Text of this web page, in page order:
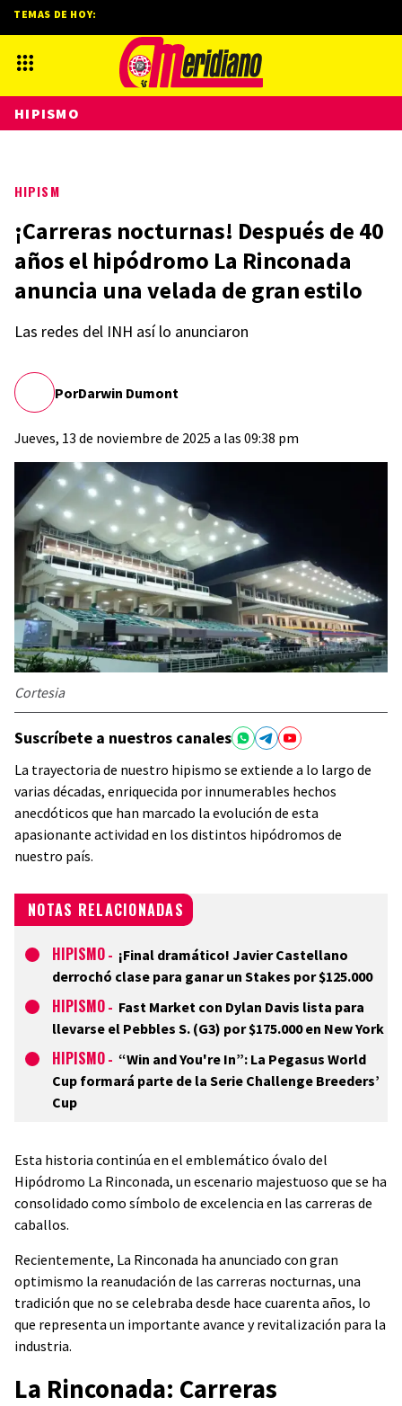
HIPISM
¡Carreras nocturnas! Después de 40
años el hipódromo La Rinconada
anuncia una velada de gran estilo
Las redes del INH así lo anunciaron
PorDarwin Dumont
Jueves, 13 de noviembre de 2025 a las 09:38 pm
Cortesia
Suscríbete a nuestros canales
La trayectoria de nuestro hipismo se extiende a lo largo de
varias décadas, enriquecida por innumerables hechos
anecdóticos que han marcado la evolución de esta
apasionante actividad en los distintos hipódromos de
nuestro país.
NOTAS RELACIONADAS
HIPISMO - ¡Final dramático! Javier Castellano
derrochó clase para ganar un Stakes por $125.000
HIPISMO - Fast Market con Dylan Davis lista para
llevarse el Pebbles S. (G3) por $175.000 en New York
HIPISMO - “Win and You're In”: La Pegasus World
Cup formará parte de la Serie Challenge Breeders’
Cup
Esta historia continúa en el emblemático óvalo del
Hipódromo La Rinconada, un escenario majestuoso que se ha
consolidado como símbolo de excelencia en las carreras de
caballos.
Recientemente, La Rinconada ha anunciado con gran
optimismo la reanudación de las carreras nocturnas, una
tradición que no se celebraba desde hace cuarenta años, lo
que representa un importante avance y revitalización para la
industria.
La Rinconada: Carreras
TEMAS DE HOY:
HIPISMO